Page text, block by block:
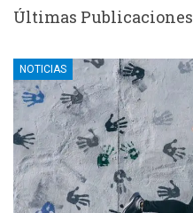
Últimas Publicaciones
NOTICIAS